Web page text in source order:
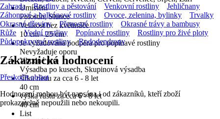
Umístění
Polostín, Slunce
Velikost bez květináče
10 cm - 25 cm
Je vyžadována podpěra pro popínavé rostliny
Nevyžaduje oporu
Vhodné pro
Výsadba po kusech, Skupinová výsadba
šířka růstu za cca 6 - 8 let
40 cm
výška růstu za cca 6 - 8 let
40 cm
List
Zahrada
Rostliny a pěstování Venkovní rostliny
Jehličnany
Záhonové a balkónové rostliny
Ovoce, zelenina, bylinky
Trvalky
Okrasné dřeviny
Přenosné rostliny
Okrasné trávy a bambusy
Růže
Vodní rostliny Popínavé rostliny
Rostliny pro živé ploty
Půdopokryvné rostliny
Rododendrony
Zákaznická hodnocení
Přeskočit oblast
Hodnocení mohou být napsána i od zákazníků, kteří zboží
prokazatelně nepoužili nebo nekoupili.